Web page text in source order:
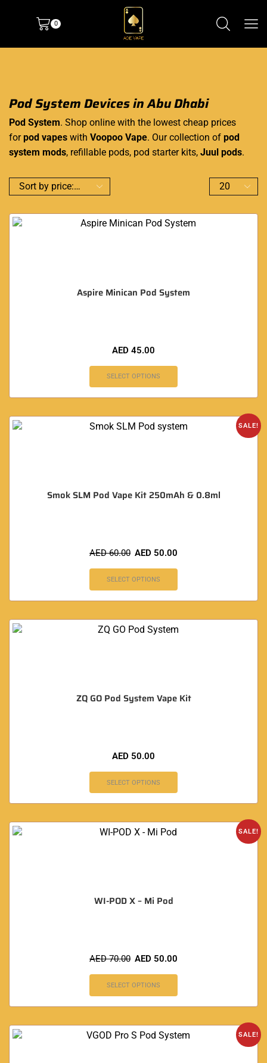
0
Pod System Devices in Abu Dhabi
Pod System. Shop online with the lowest cheap prices
forpod vapes with Voopoo Vape. Our collection of pod
system mods, refillable pods, pod starter kits, Juul pods.
Aspire Minican Pod System
AED 45.00
SELECT OPTIONS
SALE!
Smok SLM Pod Vape Kit 250mAh & 0.8ml
AED60.00 AED 50.00
SELECT OPTIONS
ZQ GO Pod System Vape Kit
AED 50.00
SELECT OPTIONS
SALE!
WI-POD X – Mi Pod
AED70.00 AED 50.00
SELECT OPTIONS
SALE!